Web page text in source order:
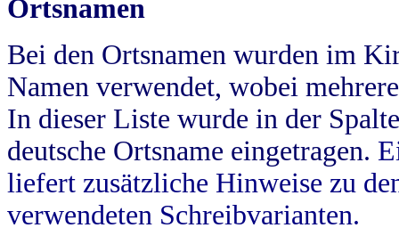
Ortsnamen
Bei den Ortsnamen wurden im
Namen verwendet, wobei
In dieser Liste wurde in der
deutsche Ortsname eingetragen.
liefert zusätzliche Hinweise zu
verwendeten Schreibvarianten.